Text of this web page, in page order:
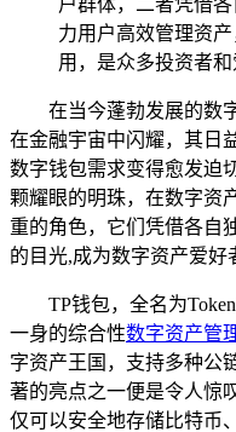
力用户高效管理资
用，是众多投资者和
在当今蓬勃发展的数
在金融宇宙中闪耀，其日
数字钱包需求变得愈发迫
颗耀眼的明珠，在数字资
重的角色，它们凭借各自
的目光,成为数字资产爱好
TP钱包，全名为
一身的综合性数字资产管
字资产王国，支持多种公
著的亮点之一便是令人惊
仅可以安全地存储比特币